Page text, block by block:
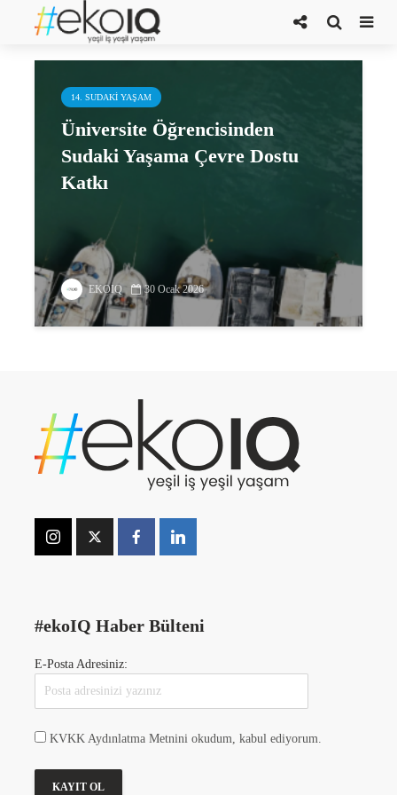
Gözde Türkmen
14. SUDAKI YAŞAM
Üniversite Öğrencisinden
Sudaki Yaşama Çevre Dostu
Katkı
EKOIQ 30 Ocak 2026
#ekoIQ Haber Bülteni
E-Posta Adresiniz:
KVKK Aydınlatma Metnini okudum, kabul ediyorum.